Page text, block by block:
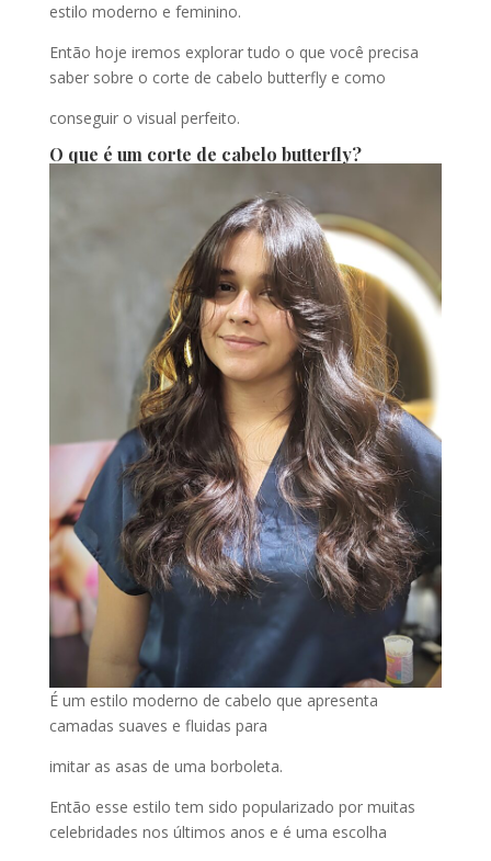
estilo moderno e feminino.
Então hoje iremos explorar tudo o que você precisa
saber sobre o corte de cabelo butterfly e como
conseguir o visual perfeito.
O que é um corte de cabelo butterfly?
É um estilo moderno de cabelo que apresenta
camadas suaves e fluidas para
imitar as asas de uma borboleta.
Então esse estilo tem sido popularizado por muitas
celebridades nos últimos anos e é uma escolha